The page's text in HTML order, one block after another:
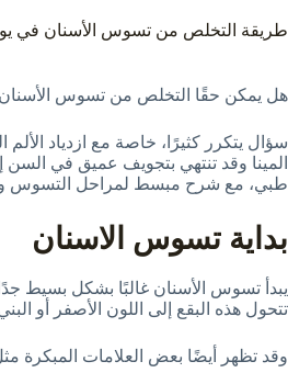
طريقة التخلص من تسوس الأسنان في
هل يمكن حقًا التخلص من تسوس
سؤال يتكرر كثيرًا، خاصة مع ازدياد
المينا وقد تنتهي بتجويف عميق في
طبي، مع شرح مبسط لمراحل التسوس
بداية تسوس الاسنان
يبدأ تسوس الأسنان غالبًا بشكل بسيط
تتحول هذه البقع إلى اللون الأصفر أو
وقد تظهر أيضًا بعض العلامات المبكرة